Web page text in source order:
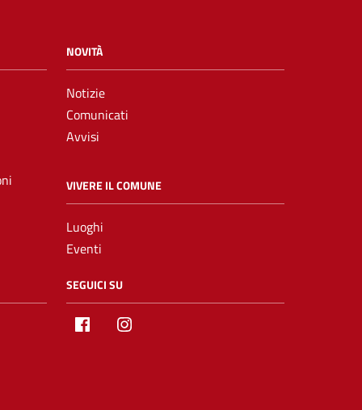
NOVITÀ
Notizie
Comunicati
Avvisi
VIVERE IL COMUNE
Luoghi
Eventi
SEGUICI SU
Facebook